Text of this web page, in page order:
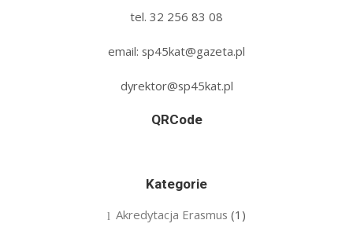
tel. 32 256 83 08‬
email: sp45kat@gazeta.pl
dyrektor@sp45kat.pl
QRCode
Kategorie
Akredytacja Erasmus (1)